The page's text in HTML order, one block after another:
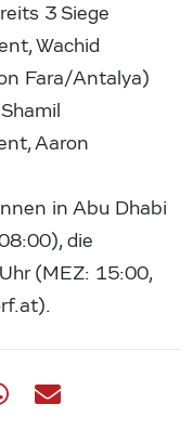
3 Siege
Wachid
Fara/Antalya)
Aaron
in Abu Dhabi
die
(MEZ: 15:00,